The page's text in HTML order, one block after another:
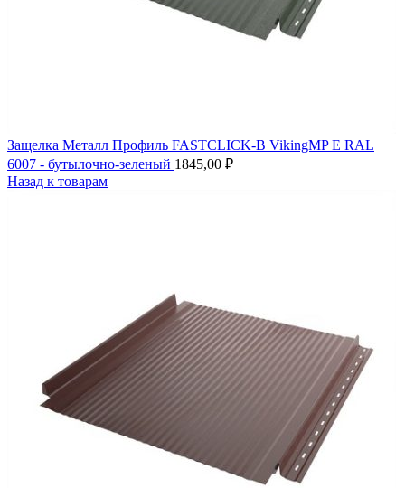
Защелка Металл Профиль FASTCLICK-В VikingMP E RAL
6007 - бутылочно-зеленый 1845,00 ₽
Назад к товарам